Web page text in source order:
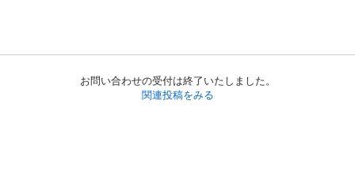
お問い合わせの受付は終了いたしました。
関連投稿をみる